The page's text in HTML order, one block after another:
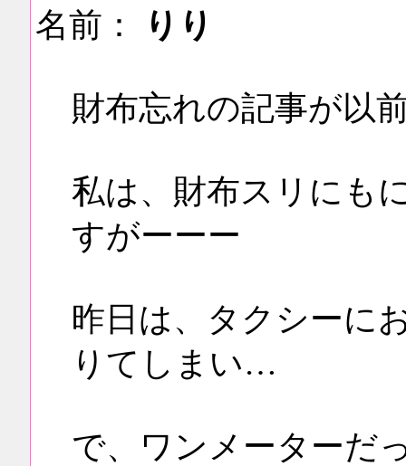
名前：
りり
財布忘れの記事が以
私は、財布スリにも
すがーーー
昨日は、タクシーに
りてしまい…
で、ワンメーターだ